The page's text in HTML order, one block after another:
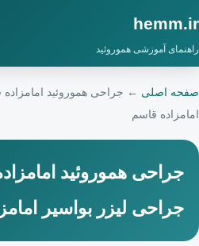
hemm.ir
راهنمای آموزشی هموروئید
صفحه اصلی ← جراحی هموروئید
امامزاده قاسم
جراحی هموروئید
جراحی لیزر بواسیر